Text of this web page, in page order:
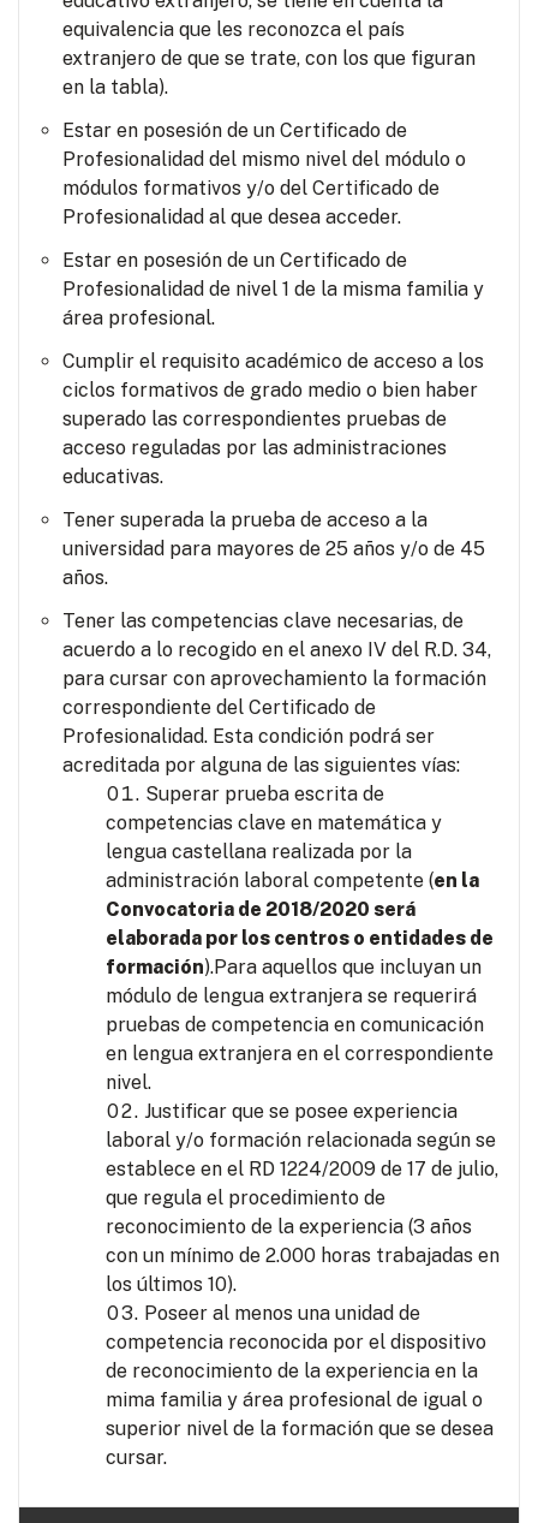
equivalencia que les reconozca el país
extranjero de que se trate, con los que figuran
en la tabla).
Estar en posesión de un Certificado de
Profesionalidad del mismo nivel del módulo o
módulos formativos y/o del Certificado de
Profesionalidad al que desea acceder.
Estar en posesión de un Certificado de
Profesionalidad de nivel 1 de la misma familia y
área profesional.
Cumplir el requisito académico de acceso a los
ciclos formativos de grado medio o bien haber
superado las correspondientes pruebas de
acceso reguladas por las administraciones
educativas.
Tener superada la prueba de acceso a la
universidad para mayores de 25 años y/o de 45
años.
Tener las competencias clave necesarias, de
acuerdo a lo recogido en el anexo IV del R.D. 34,
para cursar con aprovechamiento la formación
correspondiente del Certificado de
Profesionalidad. Esta condición podrá ser
acreditada por alguna de las siguientes vías:
Superar prueba escrita de
competencias clave en matemática y
lengua castellana realizada por la
administración laboral competente (en la
Convocatoria de 2018/2020 será
elaborada por los centros o entidades de
formación).Para aquellos que incluyan un
módulo de lengua extranjera se requerirá
pruebas de competencia en comunicación
en lengua extranjera en el correspondiente
nivel.
Justificar que se posee experiencia
laboral y/o formación relacionada según se
establece en el RD 1224/2009 de 17 de julio,
que regula el procedimiento de
reconocimiento de la experiencia (3 años
con un mínimo de 2.000 horas trabajadas en
los últimos 10).
Poseer al menos una unidad de
competencia reconocida por el dispositivo
de reconocimiento de la experiencia en la
mima familia y área profesional de igual o
superior nivel de la formación que se desea
cursar.